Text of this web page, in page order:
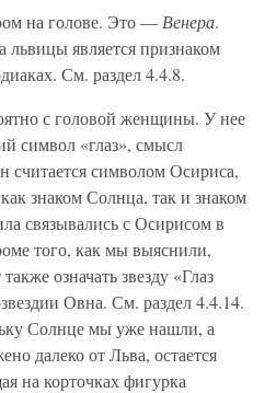
на голове. Это — Венера.
является признаком
См. раздел 4.4.8.
с головой женщины. У нее
символ «глаз», смысл
считается символом Осириса,
знаком Солнца, так и знаком
связывались с Осирисом в
того, как мы выяснили,
означать звезду «Глаз
Овна. См. раздел 4.4.14.
Солнце мы уже нашли, а
далеко от Льва, остается
на корточках фигурка